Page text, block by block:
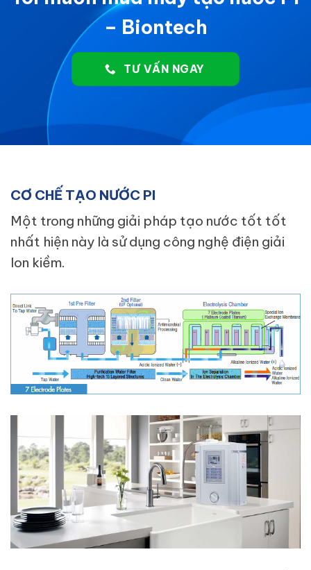
– Biontech
TƯ VẤN NGAY
CƠ CHẾ TẠO NƯỚC PI
Một trong những giải pháp tạo nước tốt tốt
nhất hiện này là sử dụng công nghệ điện giải
Ion kiềm.